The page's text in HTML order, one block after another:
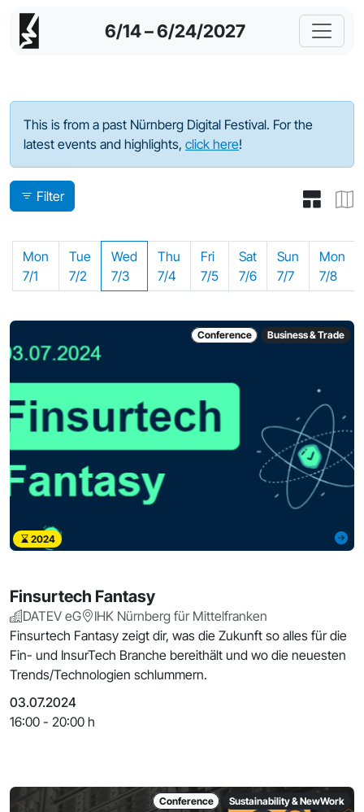
6/14 – 6/24/2027
Program - 2024
This is from a past Nürnberg Digital Festival. For the
latest events and highlights, click here!
Filter
Mon
7/1
Tue
7/2
Wed
7/3
Thu
7/4
Fri
7/5
Sat
7/6
Sun
7/7
Mon
7/8
Conference Business & Trade
2024
Finsurtech Fantasy
DATEV eG
IHK Nürnberg für Mittelfranken
Finsurtech Fantasy zeigt dir, was die Zukunft so alles für die
Fin- und InsurTech Branche bereithält und wo die neuesten
Trends/Technologien schlummern.
03.07.2024
16:00 - 20:00 h
Conference Sustainability & NewWork